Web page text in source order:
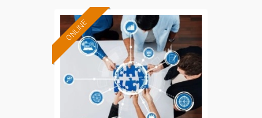
ONLINE
Formación 100%
subvencionada.
Para trabajadores y
autónomos de Madrid.